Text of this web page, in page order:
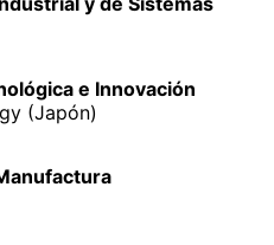
e Innovación
(Japón)